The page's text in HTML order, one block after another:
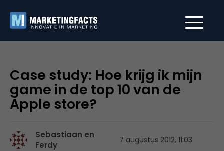
Case study: Hoe krijg ik mijn
game in de top 10 van de
Apple store?
Sebastiaan en
Ferdy
7 augustus 2012, 11:03